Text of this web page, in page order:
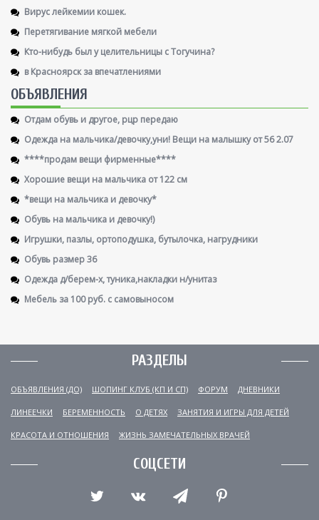
Вирус лейкемии кошек.
Перетягивание мягкой мебели
Кто-нибудь был у целительницы с Тогучина?
в Красноярск за впечатлениями
ОБЪЯВЛЕНИЯ
Отдам обувь и другое, рцр передаю
Одежда на мальчика/девочку,уни! Вещи на малышку от 56 2.07
****продам вещи фирменные****
Хорошие вещи на мальчика от 122 см
*вещи на мальчика и девочку*
Обувь на мальчика и девочку!)
Игрушки, пазлы, ортоподушка, бутылочка, нагрудники
Обувь размер 36
Одежда д/берем-х, туника,накладки н/унитаз
Мебель за 100 руб. с самовыносом
РАЗДЕЛЫ
ОБЪЯВЛЕНИЯ (ДО) ШОПИНГ КЛУБ (КП И СП) ФОРУМ ДНЕВНИКИ
ЛИНЕЕЧКИ БЕРЕМЕННОСТЬ О ДЕТЯХ ЗАНЯТИЯ И ИГРЫ ДЛЯ ДЕТЕЙ
КРАСОТА И ОТНОШЕНИЯ ЖИЗНЬ ЗАМЕЧАТЕЛЬНЫХ ВРАЧЕЙ
СОЦСЕТИ